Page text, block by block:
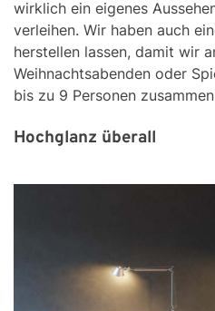
wirklich ein eigenes
verleihen. Wir haben auch
herstellen lassen, damit wir
Weihnachtsabenden oder
bis zu 9 Personen
Hochglanz überall